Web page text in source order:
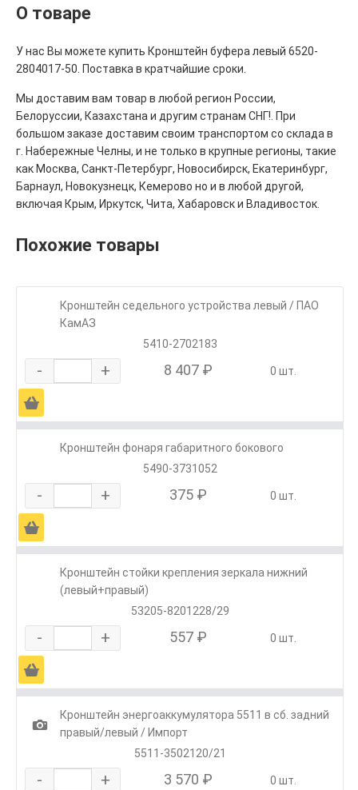
О товаре
У нас Вы можете купить Кронштейн буфера левый 6520-
2804017-50. Поставка в кратчайшие сроки.
Мы доставим вам товар в любой регион России,
Белоруссии, Казахстана и другим странам СНГ!. При
большом заказе доставим своим транспортом со склада в
г. Набережные Челны, и не только в крупные регионы, такие
как Москва, Санкт-Петербург, Новосибирск, Екатеринбург,
Барнаул, Новокузнецк, Кемерово но и в любой другой,
включая Крым, Иркутск, Чита, Хабаровск и Владивосток.
Похожие товары
Кронштейн седельного устройства левый / ПАО
КамАЗ
5410-2702183
- + 8 407 ₽ 0 шт.
Ä
Кронштейн фонаря габаритного бокового
5490-3731052
- + 375 ₽ 0 шт.
Ä
Кронштейн стойки крепления зеркала нижний
(левый+правый)
53205-8201228/29
- + 557 ₽ 0 шт.
Ä
1
Кронштейн энергоаккумулятора 5511 в сб. задний
правый/левый / Импорт
5511-3502120/21
- + 3 570 ₽ 0 шт.